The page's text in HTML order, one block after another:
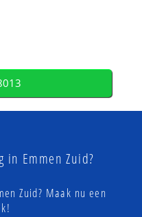
in Emmen Zuid?
Zuid? Maak nu een